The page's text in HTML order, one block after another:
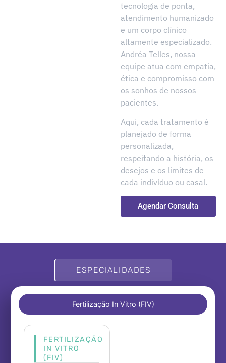
tecnologia de ponta,
atendimento humanizado
e um corpo clínico
altamente especializado.
Andréa Telles, nossa
equipe atua com empatia,
ética e compromisso com
os sonhos de nossos
pacientes.
Aqui, cada tratamento é
planejado de forma
personalizada,
respeitando a história, os
desejos e os limites de
cada indivíduo ou casal.
Agendar Consulta
ESPECIALIDADES
Fertilização In Vitro (FIV)
FERTILIZAÇÃO
IN VITRO
(FIV)